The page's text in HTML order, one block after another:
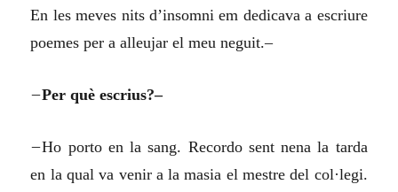
En les meves nits d’insomni em dedicava a escriure
poemes per a alleujar el meu neguit.–
–Per què escrius?–
–Ho porto en la sang. Recordo sent nena la tarda
en la qual va venir a la masia el mestre del col·legi.